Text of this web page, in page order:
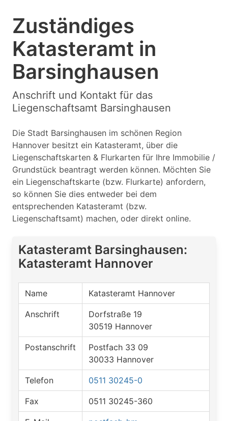
Zuständiges
Katasteramt in
Barsinghausen
Anschrift und Kontakt für das
Liegenschaftsamt Barsinghausen
Die Stadt Barsinghausen im schönen Region
Hannover besitzt ein Katasteramt, über die
Liegenschaftskarten & Flurkarten für Ihre Immobilie /
Grundstück beantragt werden können. Möchten Sie
ein Liegenschaftskarte (bzw. Flurkarte) anfordern,
so können Sie dies entweder bei dem
entsprechenden Katasteramt (bzw.
Liegenschaftsamt) machen, oder direkt online.
Katasteramt Barsinghausen:
Katasteramt Hannover
Name Katasteramt Hannover
Anschrift
Dorfstraße 19
30519 Hannover
Postanschrift
Postfach 33 09
30033 Hannover
Telefon 0511 30245-0
Fax 0511 30245-360